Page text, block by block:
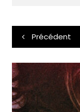
Navigation
de
l’article
Précédent